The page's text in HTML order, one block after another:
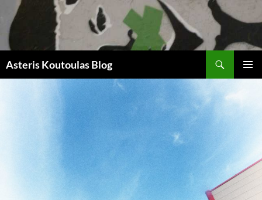
Zum
Inhalt
springen
Asteris Koutoulas Blog